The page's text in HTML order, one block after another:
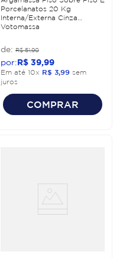
Porcelanatos 20 Kg
Interna/Externa Cinza
Votomassa
R$ 51,90
R$ 39 99
Em até 10x R$ 3 99 sem
juros
COMPRAR